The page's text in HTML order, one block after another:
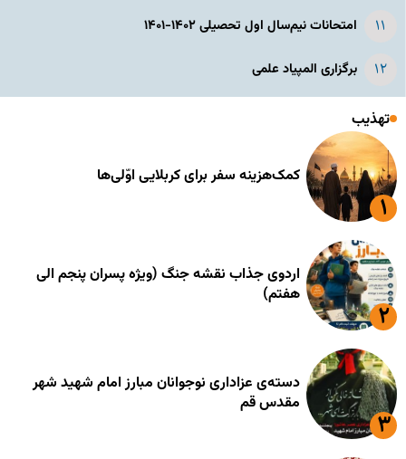
امتحانات نیم‌سال اول تحصیلی ۱۴۰۲-۱۴۰۱
برگزاری المپیاد علمی
تهذیب
کمک‌هزینه سفر برای کربلایی اوّلی‌ها
اردوی جذاب نقشه جنگ (ویژه پسران پنجم الی
هفتم)
دسته‌ی عزاداری نوجوانان مبارز امام شهید شهر
مقدس قم